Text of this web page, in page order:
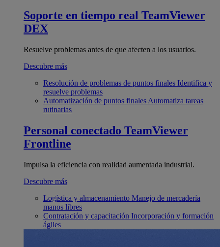
Soporte en tiempo real TeamViewer
DEX
Resuelve problemas antes de que afecten a los usuarios.
Descubre más
Resolución de problemas de puntos finales Identifica y
resuelve problemas
Automatización de puntos finales Automatiza tareas
rutinarias
Personal conectado TeamViewer
Frontline
Impulsa la eficiencia con realidad aumentada industrial.
Descubre más
Logística y almacenamiento Manejo de mercadería
manos libres
Contratación y capacitación Incorporación y formación
ágiles